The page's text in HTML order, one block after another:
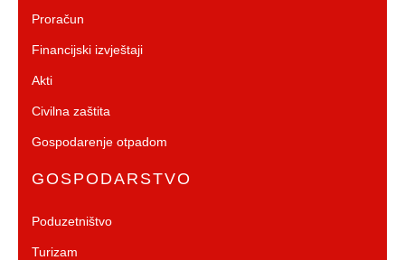
Proračun
Financijski izvještaji
Akti
Civilna zaštita
Gospodarenje otpadom
GOSPODARSTVO
Poduzetništvo
Turizam